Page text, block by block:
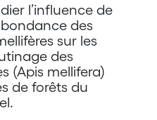
l’influence de
des
sur les
des
(Apis mellifera)
de forêts du